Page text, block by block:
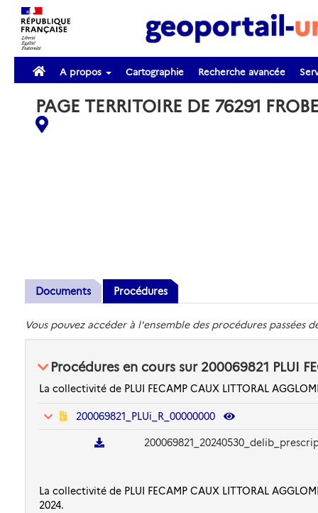
A propos Cartographie Recherche avancée
PAGE TERRITOIRE DE 76291
Documents Procédures
Vous pouvez accéder à l'ensemble des procédures passées
Procédures en cours sur 200069821 PLUI
La collectivité de PLUI FECAMP CAUX LITTORAL
200069821_PLUi_R_00000000
La collectivité de PLUI FECAMP CAUX LITTORAL
2024.